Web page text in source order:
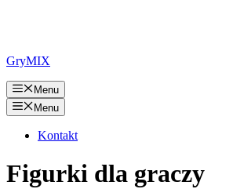
GryMIX
Menu
Menu
Kontakt
Figurki dla graczy